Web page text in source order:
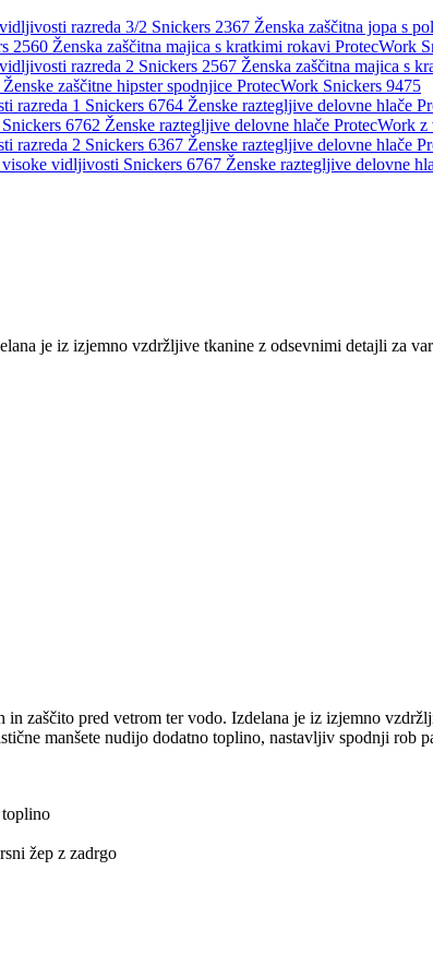
Ženska zaščitna jopa s
Ženska zaščitna majica s kratkimi rokavi ProtecWork
Ženska zaščitna majica s
Ženske zaščitne hipster spodnjice ProtecWork Snickers 9475
Ženske raztegljive delovne hlače
Ženske raztegljive delovne hlače ProtecWork
Ženske raztegljive delovne hlače
Ženske raztegljive delovne
je iz izjemno vzdržljive tkanine z odsevnimi detajli za
zaščito pred vetrom ter vodo. Izdelana je iz izjemno
manšete nudijo dodatno toplino, nastavljiv spodnji rob
žep z zadrgo